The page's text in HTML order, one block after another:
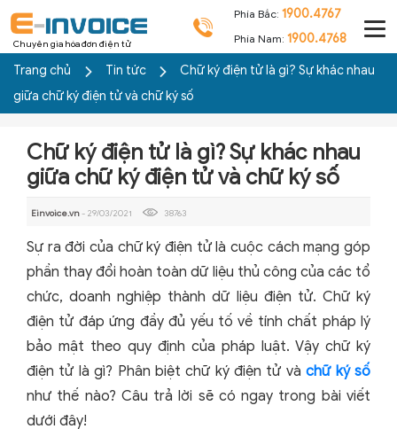
Chuyên gia hóa đơn điện tử
Phía Bắc: 1900.4767
Phía Nam: 1900.4768
Trang chủ Tin tức
Chữ ký điện tử là gì? Sự khác nhau
giữa chữ ký điện tử và chữ ký số
Chữ ký điện tử là gì? Sự khác nhau
giữa chữ ký điện tử và chữ ký số
Einvoice.vn- 29/03/2021 38763
Sự ra đời của chữ ký điện tử là cuộc cách mạng góp
phần thay đổi hoàn toàn dữ liệu thủ công của các tổ
chức, doanh nghiệp thành dữ liệu điện tử. Chữ ký
điện tử đáp ứng đầy đủ yếu tố về tính chất pháp lý
bảo mật theo quy định của pháp luật. Vậy chữ ký
điện tử là gì? Phân biệt chữ ký điện tử vàchữ ký số
như thế nào? Câu trả lời sẽ có ngay trong bài viết
dưới đây!